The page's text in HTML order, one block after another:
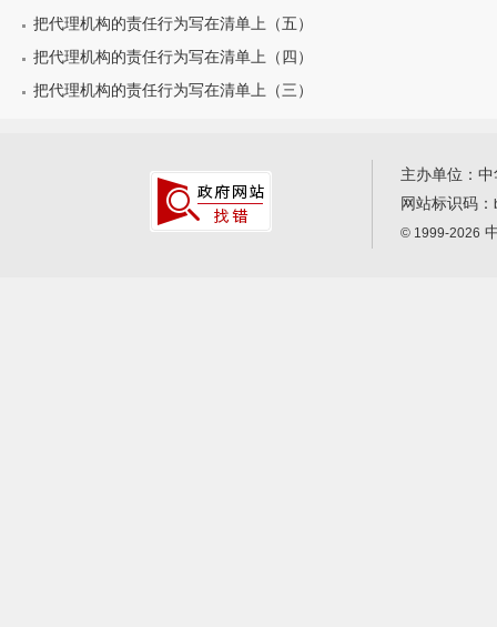
把代理机构的责任行为写在清单上（五）
把代理机构的责任行为写在清单上（四）
把代理机构的责任行为写在清单上（三）
主办单位：
网站标识码：
© 1999-2026